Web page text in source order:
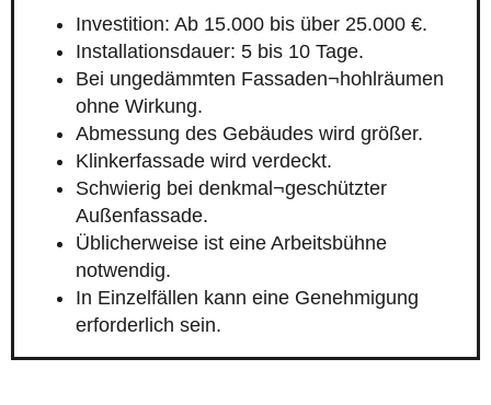
Investition: Ab 15.000 bis über 25.000 €.
Installationsdauer: 5 bis 10 Tage.
Bei ungedämmten Fassaden¬hohlräumen
ohne Wirkung.
Abmessung des Gebäudes wird größer.
Klinkerfassade wird verdeckt.
Schwierig bei denkmal¬geschützter
Außenfassade.
Üblicherweise ist eine Arbeitsbühne
notwendig.
In Einzelfällen kann eine Genehmigung
erforderlich sein.